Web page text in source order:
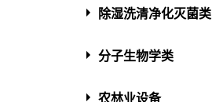
除湿洗清净化灭菌类
分子生物学类
农林业设备